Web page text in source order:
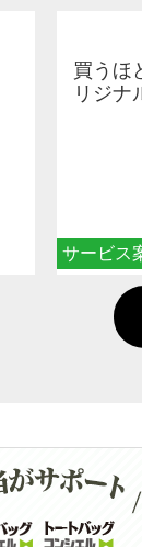
サービス
買うほ
リジナ